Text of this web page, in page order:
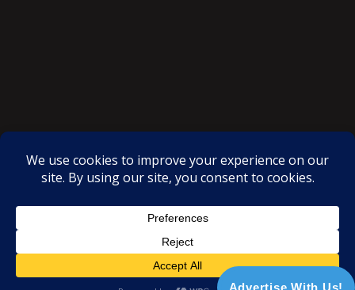
Proudly powered by WordPress |Theme: SuperMag byAcme
Themes
Advertise With Us!